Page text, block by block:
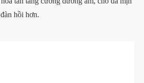
hồi hơn.